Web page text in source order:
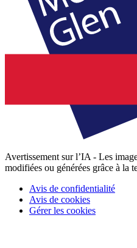
Avertissement sur l’IA - Les
modifiées ou générées grâce à la
Avis de confidentialité
Avis de cookies
Gérer les cookies